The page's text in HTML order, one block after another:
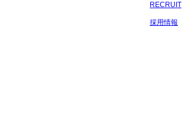
RECRUIT
採用情報